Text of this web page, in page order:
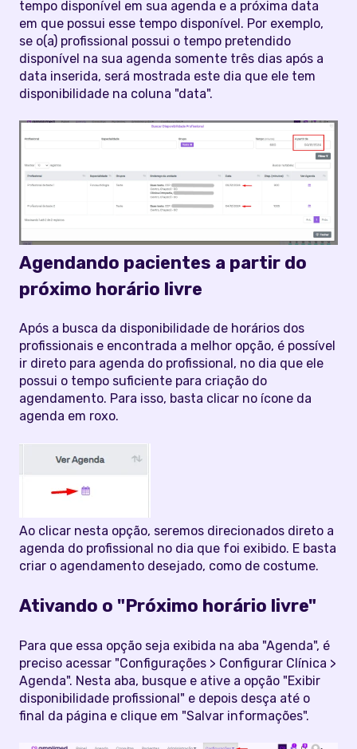
tempo disponível em sua agenda e a próxima data
em que possui esse tempo disponível. Por exemplo,
se o(a) profissional possui o tempo pretendido
disponível na sua agenda somente três dias após a
data inserida, será mostrada este dia que ele tem
disponibilidade na coluna "data".
Agendando pacientes a partir do
próximo horário livre
Após a busca da disponibilidade de horários dos
profissionais e encontrada a melhor opção, é possível
ir direto para agenda do profissional, no dia que ele
possui o tempo suficiente para criação do
agendamento. Para isso, basta clicar no ícone da
agenda em roxo.
Ao clicar nesta opção, seremos direcionados direto a
agenda do profissional no dia que foi exibido. E basta
criar o agendamento desejado, como de costume.
Ativando o "Próximo horário livre"
Para que essa opção seja exibida na aba "Agenda", é
preciso acessar "Configurações > Configurar Clínica >
Agenda". Nesta aba, busque e ative a opção "Exibir
disponibilidade profissional" e depois desça até o
final da página e clique em "Salvar informações".